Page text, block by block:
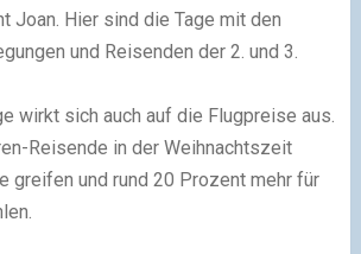
Joan. Hier sind die Tage mit den
und Reisenden der 2. und 3.
wirkt sich auch auf die Flugpreise aus.
Reisende in der Weihnachtszeit
greifen und rund 20 Prozent mehr für